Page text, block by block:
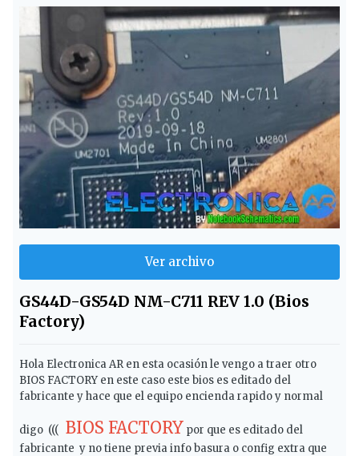
Ver archivo
GS44D-GS54D NM-C711 REV 1.0 (Bios
Factory)
Hola Electronica AR en esta ocasión le vengo a traer otro
BIOS FACTORY en este caso este bios es editado del
fabricante y hace que el equipo encienda rapido y normal
digo ((( BIOS FACTORY por que es editado del
fabricante y no tiene previa info basura o config extra que